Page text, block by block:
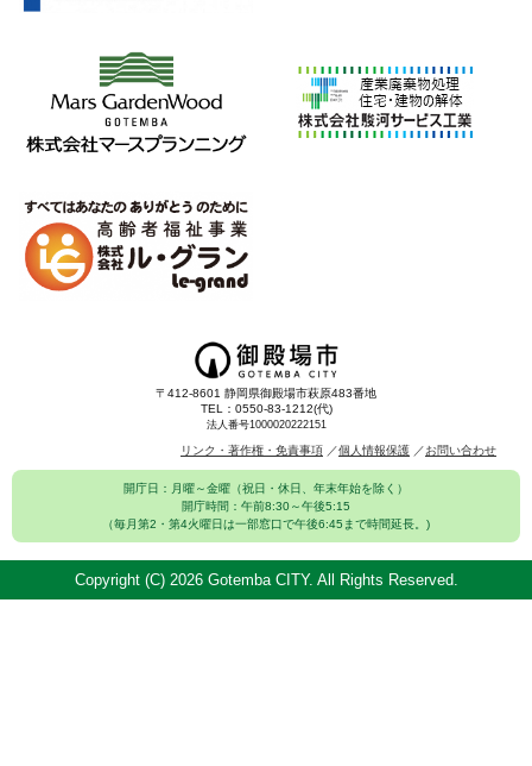
〒412-8601 静岡県御殿場市萩原483番地
TEL：0550-83-1212(代)
法人番号1000020222151
リンク・著作権・免責事項 個人情報保護 お問い合わせ
開庁日：月曜～金曜（祝日・休日、年末年始を除く）
開庁時間：午前8:30～午後5:15
（毎月第2・第4火曜日は一部窓口で午後6:45まで時間延長。)
Copyright (C) 2026 Gotemba CITY. All Rights Reserved.